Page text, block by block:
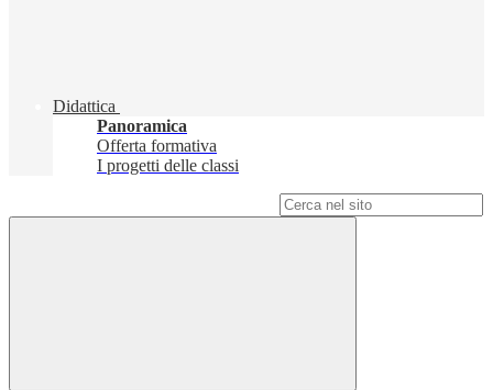
Didattica
Panoramica
Offerta formativa
I progetti delle classi